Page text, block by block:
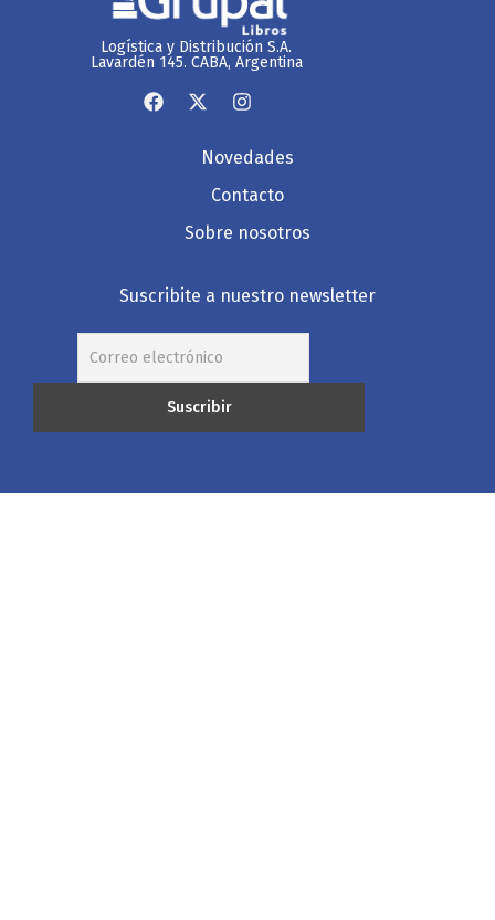
Logística y Distribución S.A.
Lavardén 145. CABA, Argentina
Novedades
Contacto
Sobre nosotros
Suscribite a nuestro newsletter